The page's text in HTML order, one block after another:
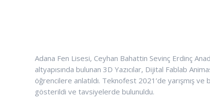
Adana Fen Lisesi, Ceyhan Bahattin Sevinç Erdinç
altyapısında bulunan 3D Yazıcılar, Dijital Fablab
öğrencilere anlatıldı. Teknofest 2021’de yarışmış
gösterildi ve tavsiyelerde bulunuldu.